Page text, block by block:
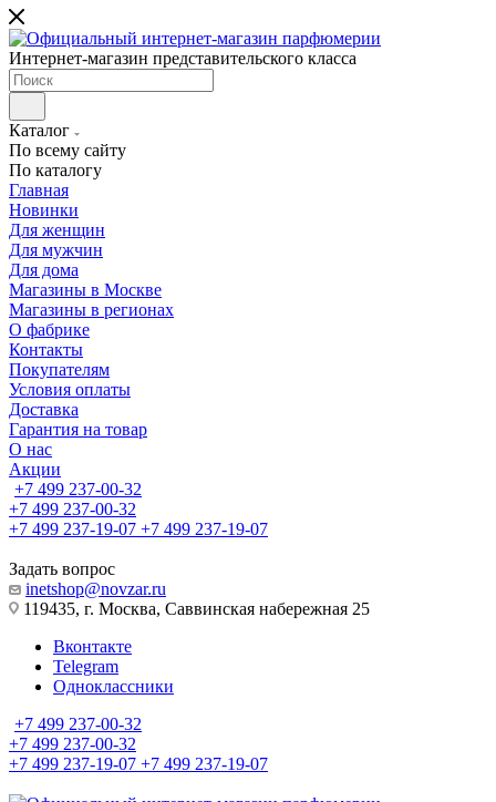
Интернет-магазин представительского класса
Каталог
По всему сайту
По каталогу
Главная
Новинки
Для женщин
Для мужчин
Для дома
Магазины в Москве
Магазины в регионах
О фабрике
Контакты
Покупателям
Условия оплаты
Доставка
Гарантия на товар
О нас
Акции
+7 499 237-00-32
+7 499 237-00-32
+7 499 237-19-07 +7 499 237-19-07
Задать вопрос
inetshop@novzar.ru
119435, г. Москва, Саввинская набережная 25
Вконтакте
Telegram
Одноклассники
+7 499 237-00-32
+7 499 237-00-32
+7 499 237-19-07 +7 499 237-19-07